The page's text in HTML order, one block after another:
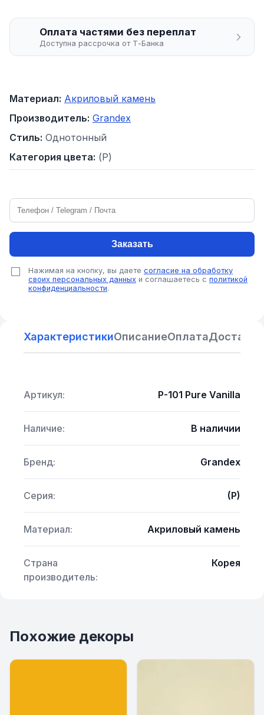
Оплата частями без переплат
Доступна рассрочка от Т-Банка
Материал: Акриловый камень
Производитель: Grandex
Стиль: Однотонный
Категория цвета: (P)
Заказать
Нажимая на кнопку, вы даете согласие на обработку
своих персональных данных и соглашаетесь с политикой
конфиденциальности.
ХарактеристикиОписаниеОплатаДоставка
Артикул: P-101 Pure Vanilla
Наличие: В наличии
Бренд: Grandex
Серия: (P)
Материал: Акриловый камень
Страна
производитель:
Корея
Похожие декоры